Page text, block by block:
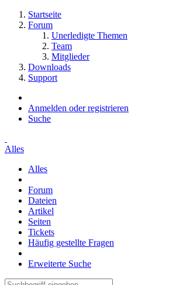
Startseite
Forum
Unerledigte Themen
Team
Mitglieder
Downloads
Support
Anmelden oder registrieren
Suche
Alles
Alles
Forum
Dateien
Artikel
Seiten
Tickets
Häufig gestellte Fragen
Erweiterte Suche